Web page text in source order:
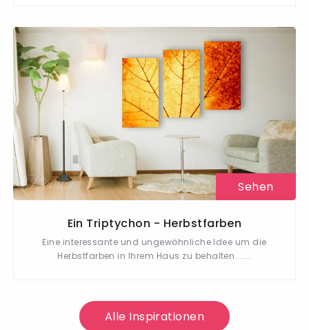
Sehen
Ein Triptychon - Herbstfarben
Eine interessante und ungewöhnliche Idee um die
Herbstfarben in Ihrem Haus zu behalten.......
Alle Inspirationen